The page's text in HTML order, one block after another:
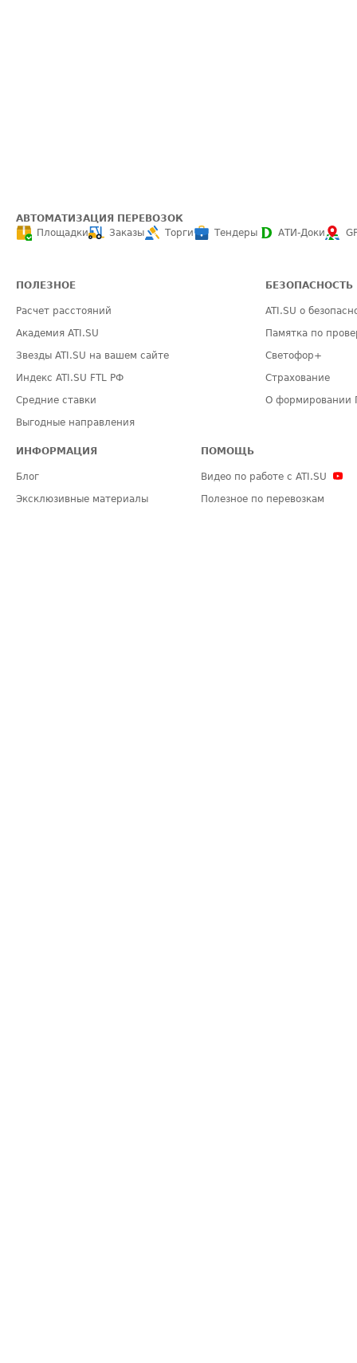
АВТОМАТИЗАЦИЯ ПЕРЕВОЗОК
Площадки
Заказы Торги Тендеры АТИ-Доки
ПОЛЕЗНОЕ
Расчет расстояний
Академия ATI.SU
Звезды ATI.SU на вашем сайте
Индекс ATI.SU FTL РФ
Средние ставки
Выгодные направления
БЕЗОПАСНОСТЬ
ATI.SU о
Памятка по
Светофор+
Страхование
О формировании
ИНФОРМАЦИЯ
Блог
Эксклюзивные материалы
ПОМОЩЬ
Видео по работе с ATI.SU
Полезное по перевозкам